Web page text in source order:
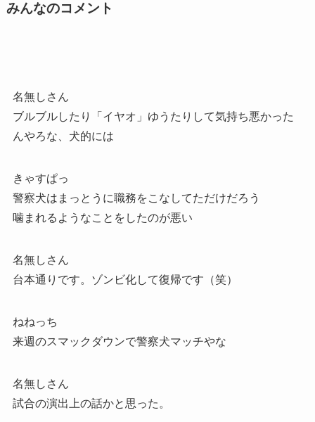
みんなのコメント
名無しさん
ブルブルしたり「イヤオ」ゆうたりして気持ち悪かった
んやろな、犬的には
きゃすぱっ
警察犬はまっとうに職務をこなしてただけだろう
噛まれるようなことをしたのが悪い
名無しさん
台本通りです。ゾンビ化して復帰です（笑）
ねねっち
来週のスマックダウンで警察犬マッチやな
名無しさん
試合の演出上の話かと思った。